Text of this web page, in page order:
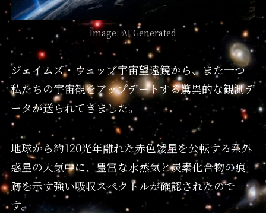
Image: AI Generated
ジェイムズ・ウェッブ宇宙望遠鏡から、また一つ
私たちの宇宙観をアップデートする驚異的な観測デ
ータが送られてきました。
地球から約120光年離れた赤色矮星を公転する系外
惑星の大気中に、豊富な水蒸気と炭素化合物の痕
跡を示す強い吸収スペクトルが確認されたので
す。